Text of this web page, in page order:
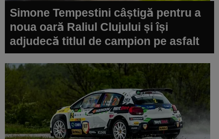
Simone Tempestini câștigă pentru a
noua oară Raliul Clujului și își
adjudecă titlul de campion pe asfalt